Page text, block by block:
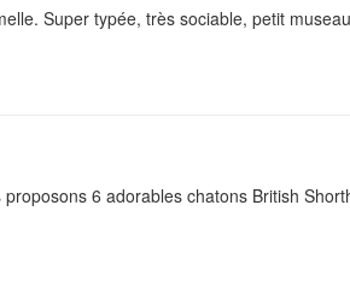
Super typée, très sociable, petit
6 adorables chatons British